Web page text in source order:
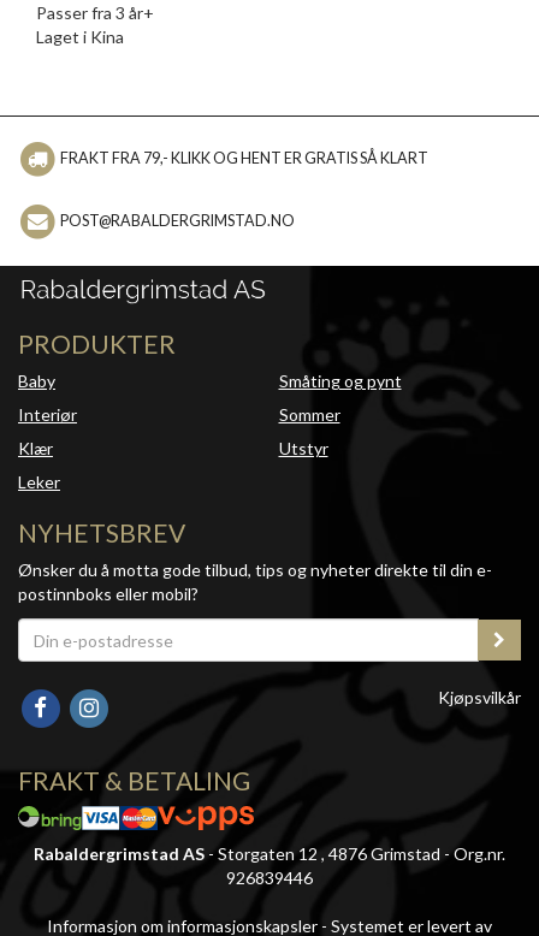
Passer fra 3 år+
Laget i Kina
FRAKT FRA 79,- KLIKK OG HENT ER GRATIS SÅ KLART
POST@RABALDERGRIMSTAD.NO
PRODUKTER
Baby
Interiør
Klær
Leker
Småting og pynt
Sommer
Utstyr
NYHETSBREV
Ønsker du å motta gode tilbud, tips og nyheter direkte til din e-
postinnboks eller mobil?
Kjøpsvilkår
FRAKT & BETALING
Rabaldergrimstad AS - Storgaten 12 , 4876 Grimstad - Org.nr.
926839446
Informasjon om informasjonskapsler - Systemet er levert av